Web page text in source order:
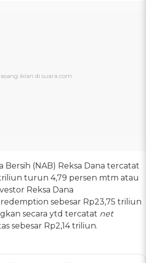
Bersih (NAB) Reksa Dana tercatat
turun 4,79 persen mtm atau
Reksa Dana
sebesar Rp23,75 triliun
secara ytd tercatat net
sebesar Rp2,14 triliun.